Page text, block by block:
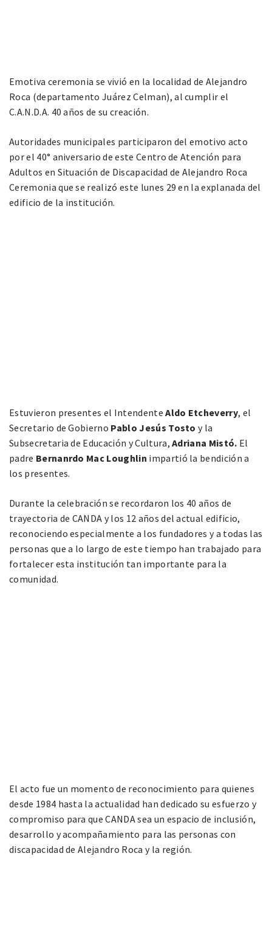
Emotiva ceremonia se vivió en la localidad de Alejandro
Roca (departamento Juárez Celman), al cumplir el
C.A.N.D.A. 40 años de su creación.
Autoridades municipales participaron del emotivo acto
por el 40° aniversario de este Centro de Atención para
Adultos en Situación de Discapacidad de Alejandro Roca
Ceremonia que se realizó este lunes 29 en la explanada del
edificio de la institución.
Estuvieron presentes el IntendenteAldo Etcheverry, el
Secretario de Gobierno Pablo Jesús Tosto y la
Subsecretaria de Educación y Cultura,Adriana Mistó. El
padre Bernanrdo Mac Loughlin impartió la bendición a
los presentes.
Durante la celebración se recordaron los 40 años de
trayectoria de CANDA y los 12 años del actual edificio,
reconociendo especialmente a los fundadores y a todas las
personas que a lo largo de este tiempo han trabajado para
fortalecer esta institución tan importante para la
comunidad.
El acto fue un momento de reconocimiento para quienes
desde 1984 hasta la actualidad han dedicado su esfuerzo y
compromiso para que CANDA sea un espacio de inclusión,
desarrollo y acompañamiento para las personas con
discapacidad de Alejandro Roca y la región.